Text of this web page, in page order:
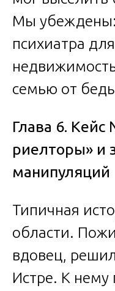
Мы убеждены:
психиатра
семью от
Глава 6.
риелторы» и
манипуляций
Типичная
области.
вдовец,
Истре. К нему